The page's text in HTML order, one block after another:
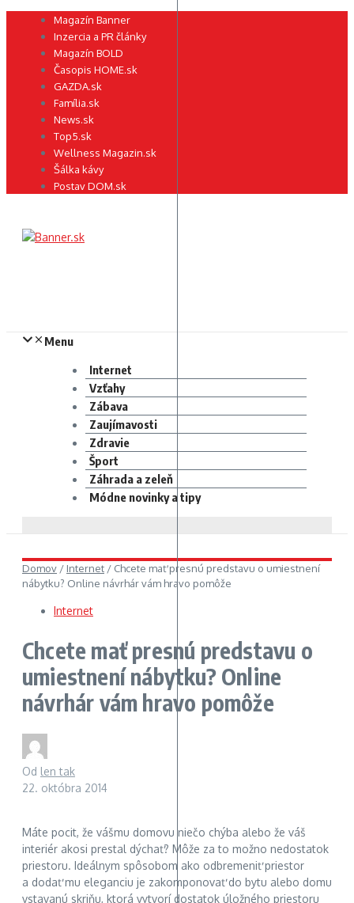
Preskočiť Magazín Banner
Inzercia a PR články
Magazín BOLD
Časopis HOME.sk
GAZDA.sk
Família.sk
News.sk
Top5.sk
Wellness Magazin.sk
Šálka kávy
Postav DOM.sk
Menu
Internet
Vzťahy
Zábava
Zaujímavosti
Zdravie
Šport
Záhrada a zeleň
Módne novinky a tipy
Domov / Internet / Chcete mať presnú predstavu o umiestnení
nábytku? Online návrhár vám hravo pomôže
Internet
Chcete mať presnú predstavu o
umiestnení nábytku? Online
návrhár vám hravo pomôže
Od len tak
22. októbra 2014
Máte pocit, že vášmu domovu niečo chýba alebo že váš
interiér akosi prestal dýchať? Môže za to možno nedostatok
priestoru. Ideálnym spôsobom ako odbremeniť priestor
a dodať mu eleganciu je zakomponovať do bytu alebo domu
vstavanú skriňu, ktorá vytvorí dostatok úložného priestoru